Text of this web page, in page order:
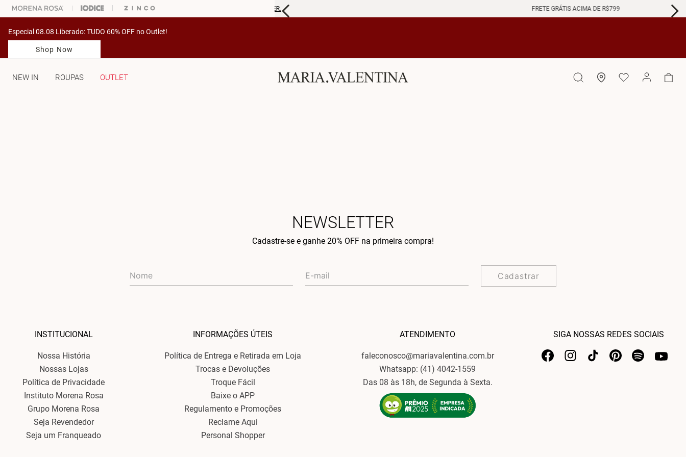
DIFICULDADE PARA ESCOLHER SEU LOOK? FALE COM NOSSA PERSONAL SHOPPER. FRETE GRÁTIS ACIMA DE R$799
Especial 08.08 Liberado: TUDO 60% OFF no Outlet!
Shop Now
NEW IN ROUPAS OUTLET
NEWSLETTER
Cadastre-se e ganhe 20% OFF na primeira compra!
Cadastrar
INSTITUCIONAL
Nossa História
Nossas Lojas
Política de Privacidade
Instituto Morena Rosa
Grupo Morena Rosa
Seja Revendedor
Seja um Franqueado
INFORMAÇÕES ÚTEIS
Política de Entrega e Retirada em Loja
Trocas e Devoluções
Troque Fácil
Baixe o APP
Regulamento e Promoções
Reclame Aqui
Personal Shopper
ATENDIMENTO
faleconosco@mariavalentina.com.br
Whatsapp: (41) 4042-1559
Das 08 às 18h, de Segunda à Sexta.
SIGA NOSSAS REDES SOCIAIS